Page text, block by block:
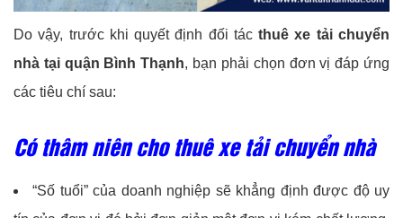
Do vậy, trước khi quyết định đối tácthuê xe tải chuyển
nhà tại quận Bình Thạnh, bạn phải chọn đơn vị đáp ứng
các tiêu chí sau:
Có thâm niên cho thuê xe tải chuyển nhà
“Số tuổi” của doanh nghiệp sẽ khẳng định được độ uy